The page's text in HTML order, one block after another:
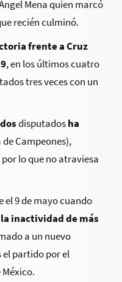
Mena quien marcó
recién culminó.
frente a Cruz
, en los últimos cuatro
tres veces con un
disputadosha
Campeones),
lo que no atraviesa
el 9 de mayo cuando
la inactividad de más
a un nuevo
partido por el